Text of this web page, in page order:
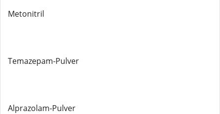
Metonitril
Temazepam-Pulver
Alprazolam-Pulver